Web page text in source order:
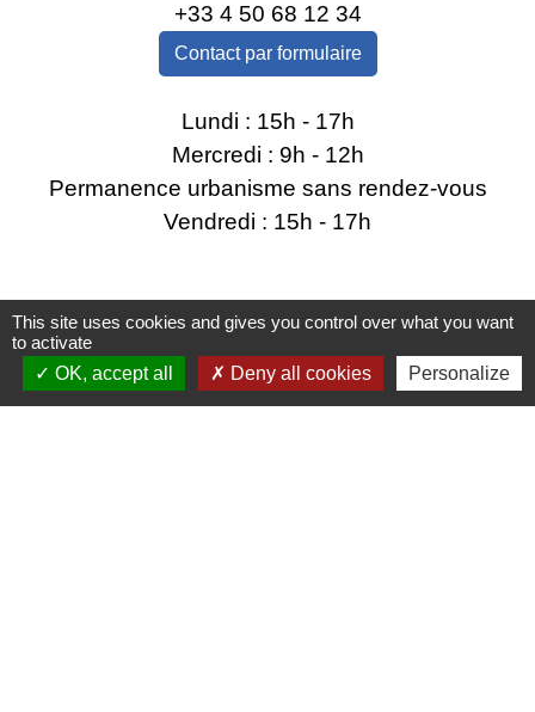
+33 4 50 68 12 34
Contact par formulaire
Lundi : 15h - 17h
Mercredi : 9h - 12h
Permanence urbanisme sans rendez-vous
Vendredi : 15h - 17h
Liens utiles
Energie et Services de Seyssel
SILA
This site uses cookies and gives you control over what you want
to activate
OK, accept all
Deny all cookies Personalize